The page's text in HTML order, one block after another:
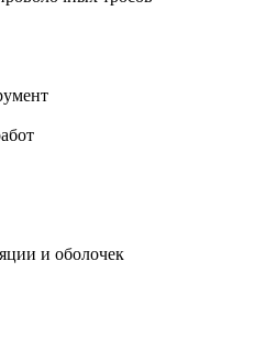
и оболочек